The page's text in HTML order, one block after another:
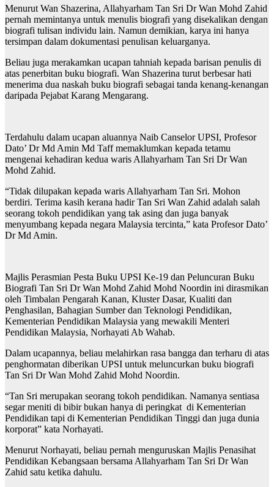
Menurut Wan Shazerina, Allahyarham Tan Sri Dr Wan Mohd Zahid
pernah memintanya untuk menulis biografi yang disekalikan dengan
biografi tulisan individu lain. Namun demikian, karya ini hanya
tersimpan dalam dokumentasi penulisan keluarganya.
Beliau juga merakamkan ucapan tahniah kepada barisan penulis di
atas penerbitan buku biografi. Wan Shazerina turut berbesar hati
menerima dua naskah buku biografi sebagai tanda kenang-kenangan
daripada Pejabat Karang Mengarang.
Terdahulu dalam ucapan aluannya Naib Canselor UPSI, Profesor
Dato’ Dr Md Amin Md Taff memaklumkan kepada tetamu
mengenai kehadiran kedua waris Allahyarham Tan Sri Dr Wan
Mohd Zahid.
“Tidak dilupakan kepada waris Allahyarham Tan Sri. Mohon
berdiri. Terima kasih kerana hadir Tan Sri Wan Zahid adalah salah
seorang tokoh pendidikan yang tak asing dan juga banyak
menyumbang kepada negara Malaysia tercinta,” kata Profesor Dato’
Dr Md Amin.
Majlis Perasmian Pesta Buku UPSI Ke-19 dan Peluncuran Buku
Biografi Tan Sri Dr Wan Mohd Zahid Mohd Noordin ini dirasmikan
oleh Timbalan Pengarah Kanan, Kluster Dasar, Kualiti dan
Penghasilan, Bahagian Sumber dan Teknologi Pendidikan,
Kementerian Pendidikan Malaysia yang mewakili Menteri
Pendidikan Malaysia, Norhayati Ab Wahab.
Dalam ucapannya, beliau melahirkan rasa bangga dan terharu di atas
penghormatan diberikan UPSI untuk meluncurkan buku biografi
Tan Sri Dr Wan Mohd Zahid Mohd Noordin.
“Tan Sri merupakan seorang tokoh pendidikan. Namanya sentiasa
segar meniti di bibir bukan hanya di peringkat di Kementerian
Pendidikan tapi di Kementerian Pendidikan Tinggi dan juga dunia
korporat” kata Norhayati.
Menurut Norhayati, beliau pernah menguruskan Majlis Penasihat
Pendidikan Kebangsaan bersama Allahyarham Tan Sri Dr Wan
Zahid satu ketika dahulu.